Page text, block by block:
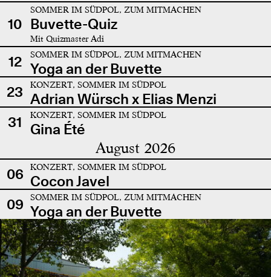
10
SOMMER IM SÜDPOL, ZUM MITMACHEN
Buvette-Quiz
Mit Quizmaster Adi
12 SOMMER IM SÜDPOL, ZUM MITMACHEN
Yoga an der Buvette
23
KONZERT, SOMMER IM SÜDPOL
Adrian Würsch x Elias Menzi
31
KONZERT, SOMMER IM SÜDPOL
Gina Été
August 2026
06 KONZERT, SOMMER IM SÜDPOL
Cocon Javel
09
SOMMER IM SÜDPOL, ZUM MITMACHEN
Yoga an der Buvette